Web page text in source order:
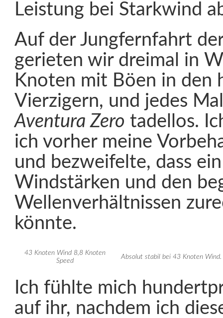
Leistung bei Starkwind
Auf der Jungfernfahrt
gerieten wir dreimal in
Knoten mit Böen in den
Vierzigern, und jedes
Aventura Zero tadellos.
ich vorher meine
und bezweifelte, dass
Windstärken und den
Wellenverhältnissen
könnte.
43 Knoten Wind 8,8 Knoten
Speed
Absolut stabil bei 43 Knoten Wind.
Ich fühlte mich
auf ihr, nachdem ich